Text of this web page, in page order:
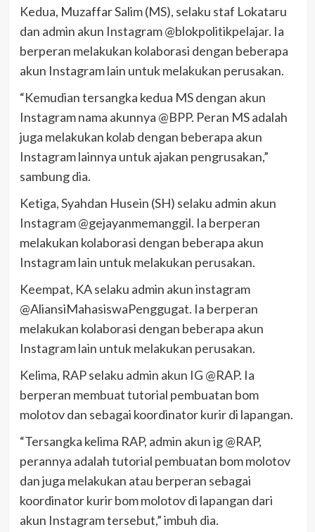
Kedua, Muzaffar Salim (MS), selaku staf Lokataru
dan admin akun Instagram @blokpolitikpelajar. Ia
berperan melakukan kolaborasi dengan beberapa
akun Instagram lain untuk melakukan perusakan.
“Kemudian tersangka kedua MS dengan akun
Instagram nama akunnya @BPP. Peran MS adalah
juga melakukan kolab dengan beberapa akun
Instagram lainnya untuk ajakan pengrusakan,”
sambung dia.
Ketiga, Syahdan Husein (SH) selaku admin akun
Instagram @gejayanmemanggil. Ia berperan
melakukan kolaborasi dengan beberapa akun
Instagram lain untuk melakukan perusakan.
Keempat, KA selaku admin akun instagram
@AliansiMahasiswaPenggugat. Ia berperan
melakukan kolaborasi dengan beberapa akun
Instagram lain untuk melakukan perusakan.
Kelima, RAP selaku admin akun IG @RAP. Ia
berperan membuat tutorial pembuatan bom
molotov dan sebagai koordinator kurir di lapangan.
“Tersangka kelima RAP, admin akun ig @RAP,
perannya adalah tutorial pembuatan bom molotov
dan juga melakukan atau berperan sebagai
koordinator kurir bom molotov di lapangan dari
akun Instagram tersebut,” imbuh dia.